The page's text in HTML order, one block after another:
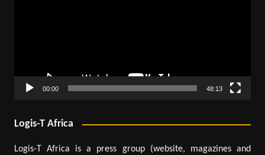
00:00 48:13
Logis-T Africa
Logis-T Africa is a press group (website, magazines and